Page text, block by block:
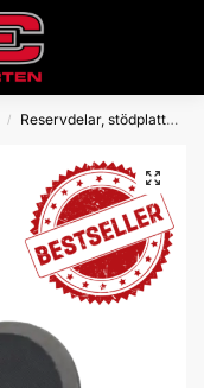
/ Reservdelar, stödplattor mm